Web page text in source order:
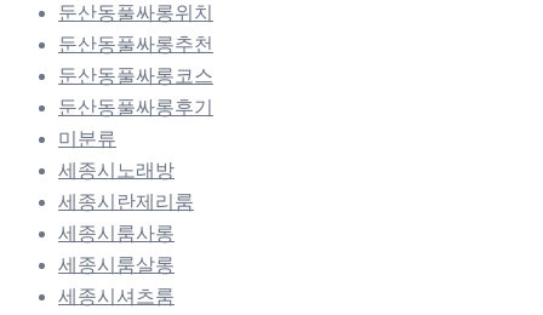
둔산동풀싸롱위치
둔산동풀싸롱추천
둔산동풀싸롱코스
둔산동풀싸롱후기
미분류
세종시노래방
세종시란제리룸
세종시룸사롱
세종시룸살롱
세종시셔츠룸